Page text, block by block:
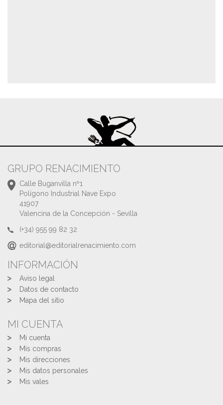
GRUPO RENACIMIENTO
Calle Buganvilla nº1
Polígono Industrial Nave Expo
41907
Valencina de la Concepción - Sevilla
(+34) 955 99 82 32
editorial@editorialrenacimiento.com
INFORMACIÓN
Aviso legal
Datos de contacto
Mapa del sitio
MI CUENTA
Mi cuenta
Mis compras
Mis direcciones
Mis datos personales
Mis vales